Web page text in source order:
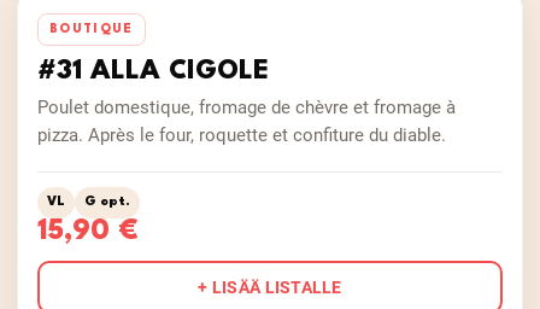
BOUTIQUE
#31 ALLA CIGOLE
Poulet domestique, fromage de chèvre et fromage à
pizza. Après le four, roquette et confiture du diable.
VL G opt.
15,90 €
+ LISÄÄ LISTALLE